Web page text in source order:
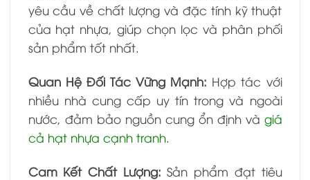
yêu cầu về chất lượng và đặc tính kỹ thuật
của hạt nhựa, giúp chọn lọc và phân phối
sản phẩm tốt nhất.
Quan Hệ Đối Tác Vững Mạnh: Hợp tác với
nhiều nhà cung cấp uy tín trong và ngoài
nước, đảm bảo nguồn cung ổn định và giá
cả hạt nhựa cạnh tranh.
Cam Kết Chất Lượng: Sản phẩm đạt tiêu